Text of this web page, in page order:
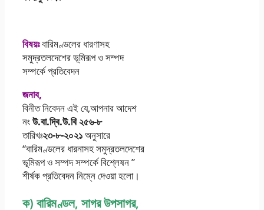
বিষয়ঃবারিমণ্ডলের ধারণাসহ
সমুদ্রতলদেশের ভূমিরূপ ও সম্পদ
সম্পর্কে প্রতিবেদন
জনাব,
বিনীত নিবেদন এই যে,আপনার আদেশ
নংউ.বা.দ্বি.উ.বি ২৫৬-৮
তারিখঃ২৩-৮-২০২১অনুসারে
“বারিমণ্ডলের ধারনাসহ সমুদ্রতলদেশের
ভূমিরূপ ও সম্পদ সম্পর্কে বিশ্লেষন ”
শীর্ষক প্রতিবেদন নিম্নে দেওয়া হলো।
ক) বারিমণ্ডল, সাগর উপসাগর,